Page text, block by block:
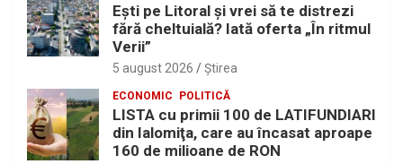
Eşti pe Litoral şi vrei să te distrezi
fără cheltuială? Iată oferta „În ritmul
Verii”
5 august 2026 Ştirea
ECONOMIC POLITICĂ
LISTA cu primii 100 de LATIFUNDIARI
din Ialomiţa, care au încasat aproape
160 de milioane de RON